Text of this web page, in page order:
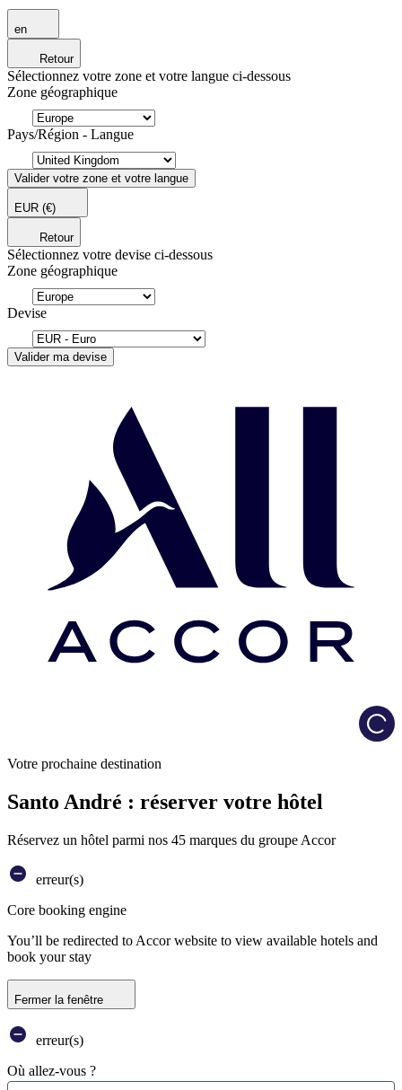
en
Retour
Sélectionnez votre zone et votre langue ci-dessous
Zone géographique
Pays/Région - Langue
Valider votre zone et votre langue
EUR (€)
Retour
Sélectionnez votre devise ci-dessous
Zone géographique
Devise
Valider ma devise
Votre prochaine destination
Santo André : réserver votre hôtel
Réservez un hôtel parmi nos 45 marques du groupe Accor
erreur(s)
Core booking engine
You’ll be redirected to Accor website to view available hotels and
book your stay
Fermer la fenêtre
erreur(s)
Où allez-vous ?